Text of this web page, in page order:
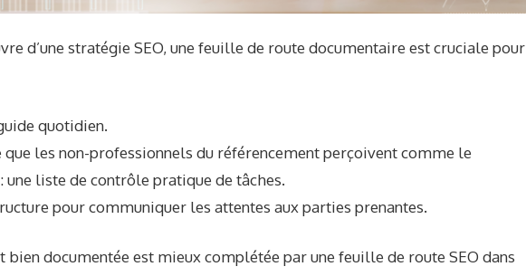
d’une stratégie SEO, une feuille de route documentaire est cruciale pour
quotidien.
que les non-professionnels du référencement perçoivent comme le
une liste de contrôle pratique de tâches.
pour communiquer les attentes aux parties prenantes.
bien documentée est mieux complétée par une feuille de route SEO dans